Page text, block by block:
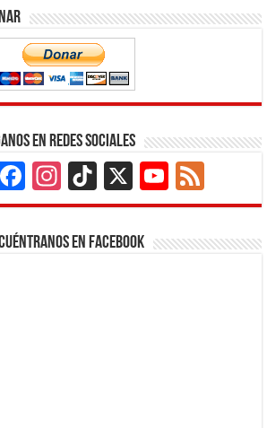
en Redes Sociales
Facebook
Instagram
TikTok
X YouTube
Channel
Feed
en Facebook